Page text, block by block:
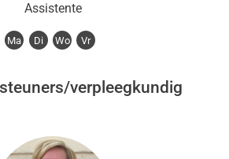
Assistente
Ma Di Wo Vr
verpleegkundig